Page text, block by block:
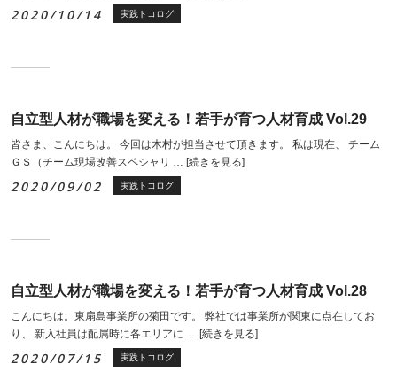
2020/10/14 実践トコログ
自立型人材が職場を変える！若手が育つ人材育成 Vol.29
皆さま、こんにちは。 今回は木村が担当させて頂きます。 私は現在、 チーム
ＧＳ（チーム現場改善スペシャリ … [続きを見る]
2020/09/02 実践トコログ
自立型人材が職場を変える！若手が育つ人材育成 Vol.28
こんにちは。東扇島事業所の菊田です。 弊社では事業所が関東に点在してお
り、 新入社員は配属時に各エリアに … [続きを見る]
2020/07/15 実践トコログ